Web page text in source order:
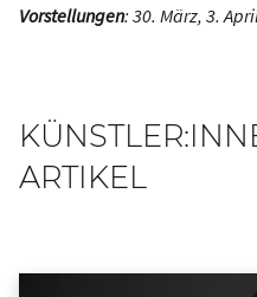
Vorstellungen: 30. März, 3.
ARTIKEL